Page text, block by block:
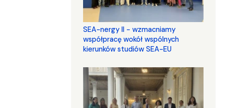
SEA-nergy II - wzmacniamy
współpracę wokół wspólnych
kierunków studiów SEA-EU